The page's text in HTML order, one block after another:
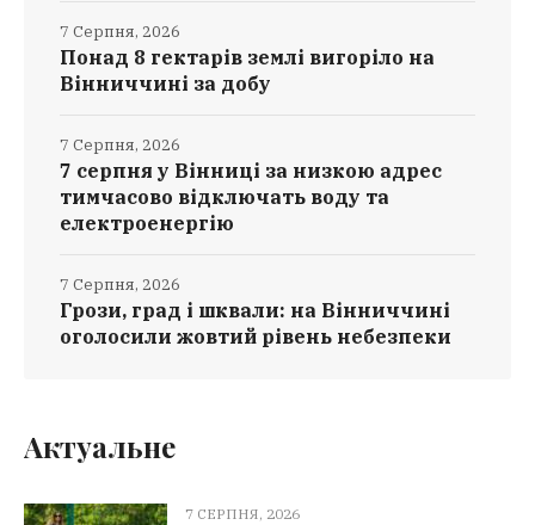
Понад 8 гектарів землі вигоріло на
Вінниччині за добу
7 Серпня, 2026
7 серпня у Вінниці за низкою адрес
тимчасово відключать воду та
електроенергію
7 Серпня, 2026
Грози, град і шквали: на Вінниччині
оголосили жовтий рівень небезпеки
7 Серпня, 2026
Актуальне
7 СЕРПНЯ, 2026